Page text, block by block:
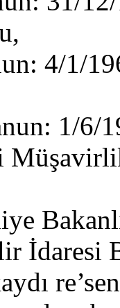
4/1/
1/6/
İdaresi